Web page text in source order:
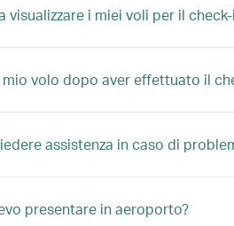
visualizzare i miei voli per il
volo dopo aver effettuato il
assistenza in caso di
presentare in aeroporto?